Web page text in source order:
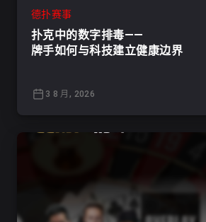
德扑赛事
扑克中的数字排毒——
牌手如何与科技建立健康边界
3 8 月, 2026